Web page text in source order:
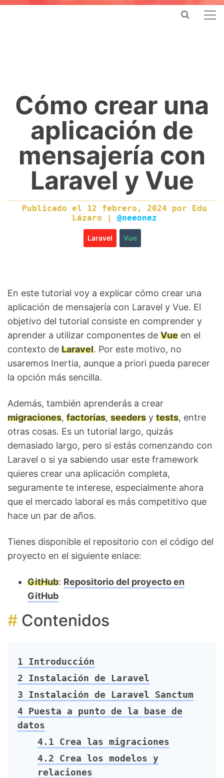
Cómo crear una
aplicación de
mensajería con
Laravel y Vue
Publicado el 12 febrero, 2024 por Edu
Lázaro | @neeonez
Laravel Vue
En este tutorial voy a explicar cómo crear una
aplicación de mensajería con Laravel y Vue. El
objetivo del tutorial consiste en comprender y
aprender a utilizar componentes de Vue en el
contexto de Laravel. Por este motivo, no
usaremos Inertia, aunque a priori pueda parecer
la opción más sencilla.
Además, también aprenderás a crear
migraciones, factorías, seeders y tests, entre
otras cosas. Es un tutorial largo, quizás
demasiado largo, pero si estás comenzando con
Laravel o si ya sabiendo usar este framework
quieres crear una aplicación completa,
seguramente te interese, especialmente ahora
que el mercado laboral es más competitivo que
hace un par de años.
Tienes disponible el repositorio con el código del
proyecto en el siguiente enlace:
GitHub: Repositorio del proyecto en
GitHub
Contenidos
1 Introducción
2 Instalación de Laravel
3 Instalación de Laravel Sanctum
4 Puesta a punto de la base de
datos
4.1 Crea las migraciones
4.2 Crea los modelos y
relaciones